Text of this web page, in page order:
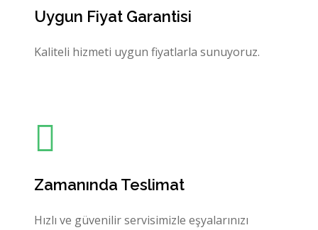
Uygun Fiyat Garantisi
Kaliteli hizmeti uygun fiyatlarla sunuyoruz.
Zamanında Teslimat
Hızlı ve güvenilir servisimizle eşyalarınızı